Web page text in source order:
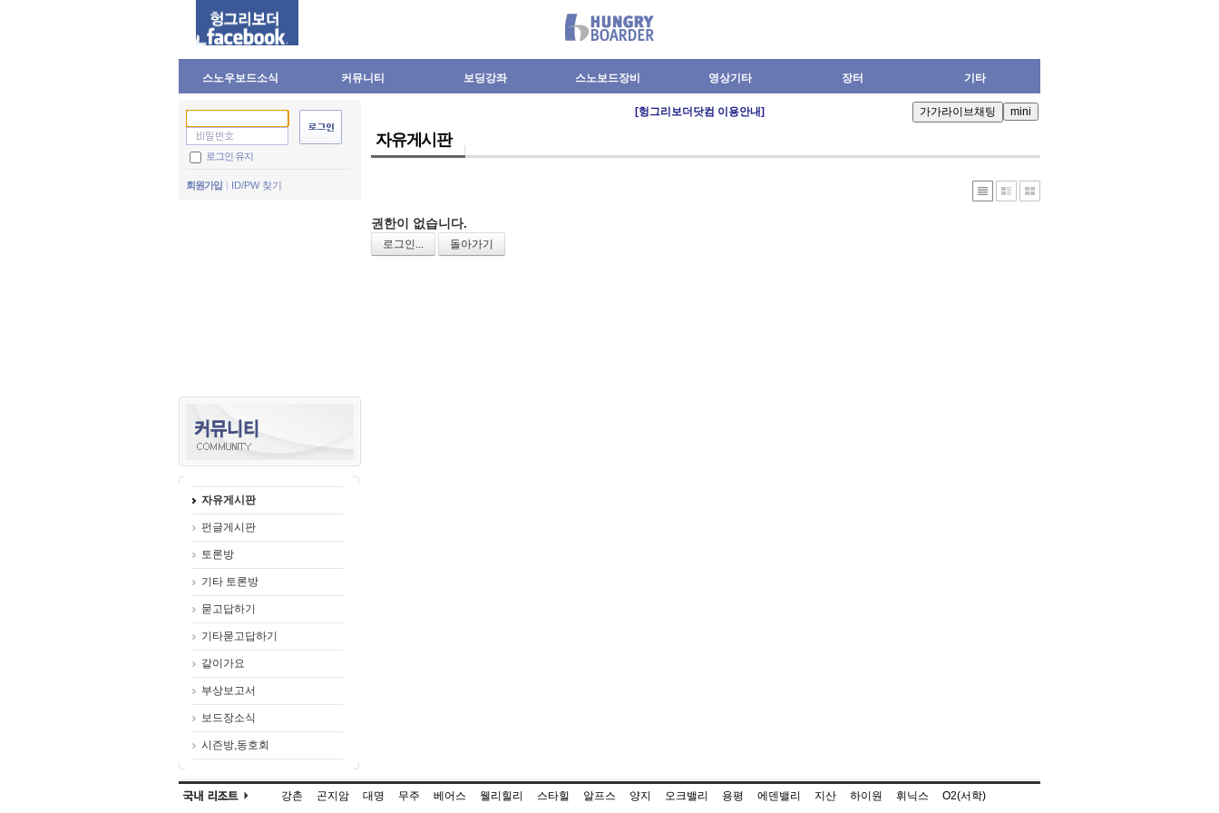
스노우보드소식 커뮤니티 보딩강좌 스노보드장비 영상기타 장터 기타
로그인 유지
회원가입 ID/PW 찾기
자유게시판
펀글게시판
토론방
기타 토론방
묻고답하기
기타묻고답하기
같이가요
부상보고서
보드장소식
시즌방,동호회
[헝그리보더닷컴 이용안내]
자유게시판
권한이 없습니다.
로그인... 돌아가기
강촌 곤지암 대명 무주 베어스 웰리힐리 스타힐 알프스 양지 오크밸리 용평 에덴밸리 지산 하이원 휘닉스 O2(서학)